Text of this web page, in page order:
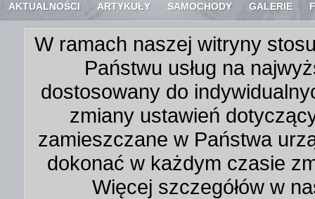
AKTUALNOŚCI ARTYKUŁY SAMOCHODY GALERIE
W ramach naszej witryny
Państwu usług na
dostosowany do
zmiany ustawień
zamieszczane w Państwa
dokonać w każdym czasie
Więcej szczegółów w